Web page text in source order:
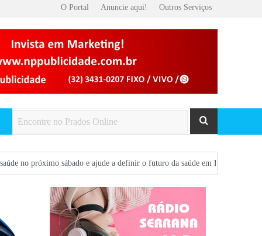
O Portal Anuncie aqui! Outros Serviços
e ajude a definir o futuro da saúde em Prados Prados será